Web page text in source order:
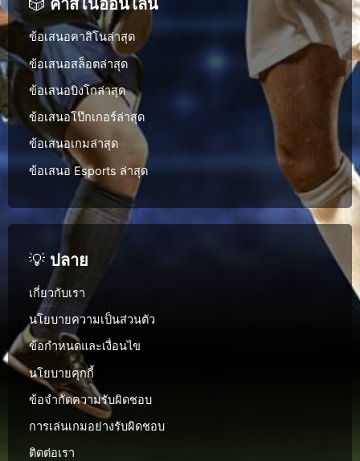
🎲คาสิโนออนไลน์
ข้อเสนอคาสิโนล่าสุด
ข้อเสนอสล็อตล่าสุด
ข้อเสนอบิงโกล่าสุด
ข้อเสนอโป๊กเกอร์ล่าสุด
ข้อเสนอเกมล่าสุด
ข้อเสนอ Esports ล่าสุด
💡 ปลาย
เกี่ยวกับเรา
นโยบายความเป็นส่วนตัว
ข้อกำหนดและเงื่อนไข
นโยบายคุกกี้
ข้อจำกัดความรับผิดชอบ
การเล่นเกมอย่างรับผิดชอบ
ติดต่อเรา